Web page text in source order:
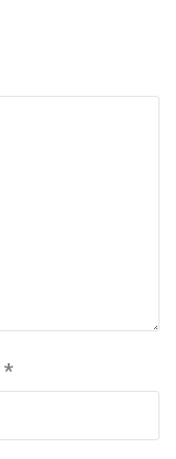
*